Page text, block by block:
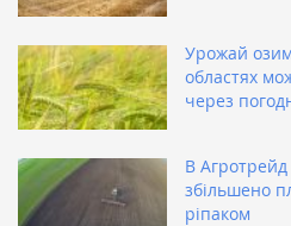
Урожай
областях
через
В
збільшено
ріпаком